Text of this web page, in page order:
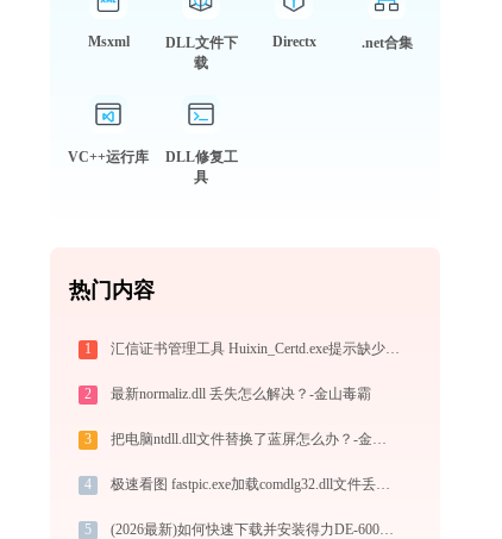
Msxml
DLL文件下
载
Directx .net合集
VC++运行库
DLL修复工
具
热门内容
1 汇信证书管理工具 Huixin_Certd.exe提示缺少msvcp140.dll文件的解决办法
2 最新normaliz.dll 丢失怎么解决？-金山毒霸
3 把电脑ntdll.dll文件替换了蓝屏怎么办？-金山毒霸
4 极速看图 fastpic.exe加载comdlg32.dll文件丢失处理办法
5 (2026最新)如何快速下载并安装得力DE-600K打印机驱动：详细步骤解析